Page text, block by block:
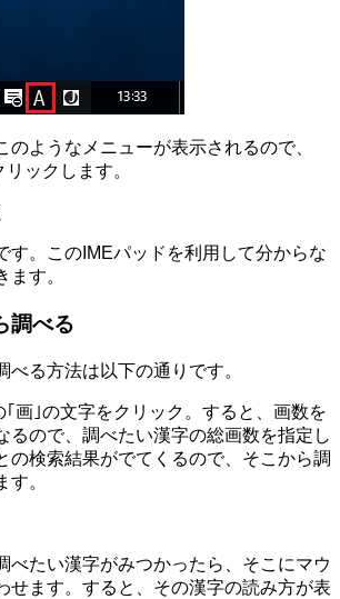
のようなメニューが表示されるので、
リックします。
す。このIMEパッドを利用して分からな
ます。
調べる
べる方法は以下の通りです。
｢画｣の文字をクリック。すると、画数を
るので、調べたい漢字の総画数を指定し
の検索結果がでてくるので、そこから調
。
べたい漢字がみつかったら、そこにマウ
せます。すると、その漢字の読み方が表